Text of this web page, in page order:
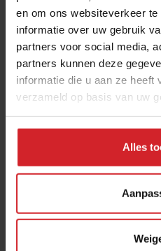
en om ons websiteverkeer
informatie over uw gebruik
partners voor social media,
partners kunnen deze
informatie die u aan ze heeft
verzameld op basis van uw
Alles
Bangkok
3 augustus
10
slimmer
aan de
|